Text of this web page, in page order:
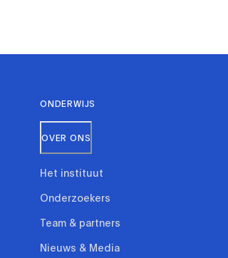
ONDERWIJS
OVER ONS
Het instituut
Onderzoekers
Team & partners
Nieuws & Media